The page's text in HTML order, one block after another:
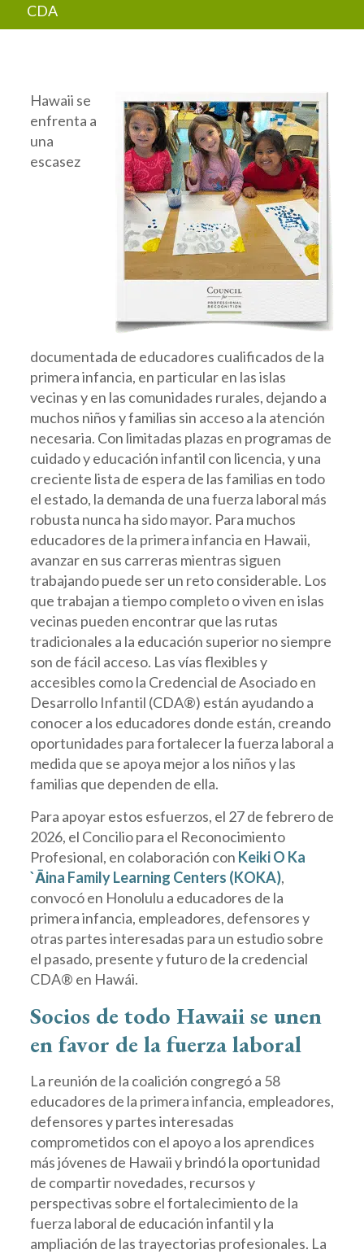
CDA
Hawaii se
enfrenta a
una
escasez
documentada de educadores cualificados de la
primera infancia, en particular en las islas
vecinas y en las comunidades rurales, dejando a
muchos niños y familias sin acceso a la atención
necesaria. Con limitadas plazas en programas de
cuidado y educación infantil con licencia, y una
creciente lista de espera de las familias en todo
el estado, la demanda de una fuerza laboral más
robusta nunca ha sido mayor. Para muchos
educadores de la primera infancia en Hawaii,
avanzar en sus carreras mientras siguen
trabajando puede ser un reto considerable. Los
que trabajan a tiempo completo o viven en islas
vecinas pueden encontrar que las rutas
tradicionales a la educación superior no siempre
son de fácil acceso. Las vías flexibles y
accesibles como la Credencial de Asociado en
Desarrollo Infantil (CDA®) están ayudando a
conocer a los educadores donde están, creando
oportunidades para fortalecer la fuerza laboral a
medida que se apoya mejor a los niños y las
familias que dependen de ella.
Para apoyar estos esfuerzos, el 27 de febrero de
2026, el Concilio para el Reconocimiento
Profesional, en colaboración con Keiki O Ka
`Āina Family Learning Centers (KOKA),
convocó en Honolulu a educadores de la
primera infancia, empleadores, defensores y
otras partes interesadas para un estudio sobre
el pasado, presente y futuro de la credencial
CDA® en Hawái.
Socios de todo Hawaii se unen
en favor de la fuerza laboral
La reunión de la coalición congregó a 58
educadores de la primera infancia, empleadores,
defensores y partes interesadas
comprometidos con el apoyo a los aprendices
más jóvenes de Hawaii y brindó la oportunidad
de compartir novedades, recursos y
perspectivas sobre el fortalecimiento de la
fuerza laboral de educación infantil y la
ampliación de las trayectorias profesionales. La